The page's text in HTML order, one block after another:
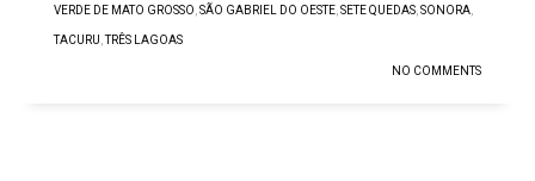
VERDE DE MATO GROSSO,SÃO GABRIEL DO OESTE,SETE QUEDAS,SONORA,
TACURU,TRÊS LAGOAS
NO COMMENTS